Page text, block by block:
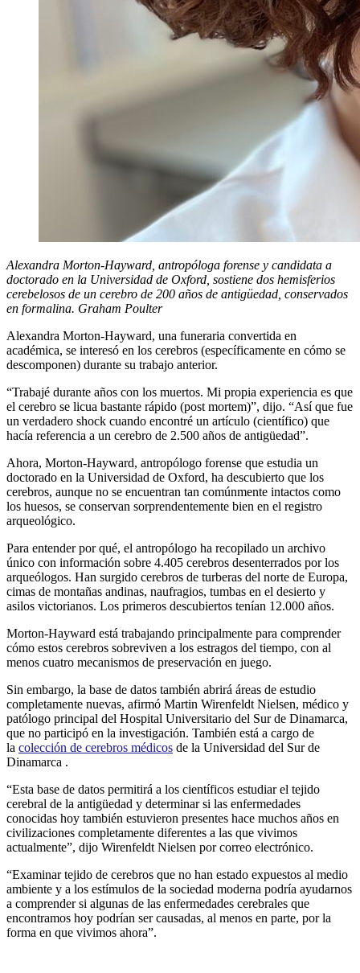
Alexandra Morton-Hayward, antropóloga forense y candidata a
doctorado en la Universidad de Oxford, sostiene dos hemisferios
cerebelosos de un cerebro de 200 años de antigüedad, conservados
en formalina. Graham Poulter
Alexandra Morton-Hayward, una funeraria convertida en
académica, se interesó en los cerebros (específicamente en cómo se
descomponen) durante su trabajo anterior.
“Trabajé durante años con los muertos. Mi propia experiencia es que
el cerebro se licua bastante rápido (post mortem)”, dijo. “Así que fue
un verdadero shock cuando encontré un artículo (científico) que
hacía referencia a un cerebro de 2.500 años de antigüedad”.
Ahora, Morton-Hayward, antropólogo forense que estudia un
doctorado en la Universidad de Oxford, ha descubierto que los
cerebros, aunque no se encuentran tan comúnmente intactos como
los huesos, se conservan sorprendentemente bien en el registro
arqueológico.
Para entender por qué, el antropólogo ha recopilado un archivo
único con información sobre 4.405 cerebros desenterrados por los
arqueólogos. Han surgido cerebros de turberas del norte de Europa,
cimas de montañas andinas, naufragios, tumbas en el desierto y
asilos victorianos. Los primeros descubiertos tenían 12.000 años.
Morton-Hayward está trabajando principalmente para comprender
cómo estos cerebros sobreviven a los estragos del tiempo, con al
menos cuatro mecanismos de preservación en juego.
Sin embargo, la base de datos también abrirá áreas de estudio
completamente nuevas, afirmó Martin Wirenfeldt Nielsen, médico y
patólogo principal del Hospital Universitario del Sur de Dinamarca,
que no participó en la investigación. También está a cargo de
la colección de cerebros médicos de la Universidad del Sur de
Dinamarca .
“Esta base de datos permitirá a los científicos estudiar el tejido
cerebral de la antigüedad y determinar si las enfermedades
conocidas hoy también estuvieron presentes hace muchos años en
civilizaciones completamente diferentes a las que vivimos
actualmente”, dijo Wirenfeldt Nielsen por correo electrónico.
“Examinar tejido de cerebros que no han estado expuestos al medio
ambiente y a los estímulos de la sociedad moderna podría ayudarnos
a comprender si algunas de las enfermedades cerebrales que
encontramos hoy podrían ser causadas, al menos en parte, por la
forma en que vivimos ahora”.